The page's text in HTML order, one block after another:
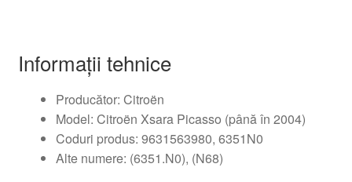
Informații tehnice
Producător: Citroën
Model: Citroën Xsara Picasso (până în 2004)
Coduri produs: 9631563980, 6351N0
Alte numere: (6351.N0), (N68)